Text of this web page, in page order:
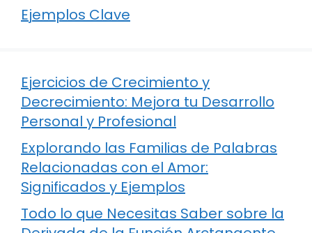
Ejemplos Clave
Ejercicios de Crecimiento y
Decrecimiento: Mejora tu Desarrollo
Personal y Profesional
Explorando las Familias de Palabras
Relacionadas con el Amor:
Significados y Ejemplos
Todo lo que Necesitas Saber sobre la